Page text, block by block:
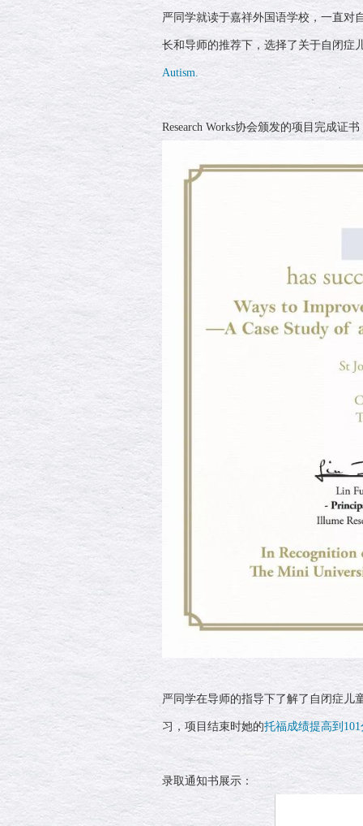
严同学就读于嘉祥外国语学校，一直对
长和导师的推荐下，选择了关于自闭症
Autism.
Research Works协会颁发的项目完成证书
严同学在导师的指导下了解了自闭症儿
习，项目结束时她的托福成绩提高到
录取通知书展示：